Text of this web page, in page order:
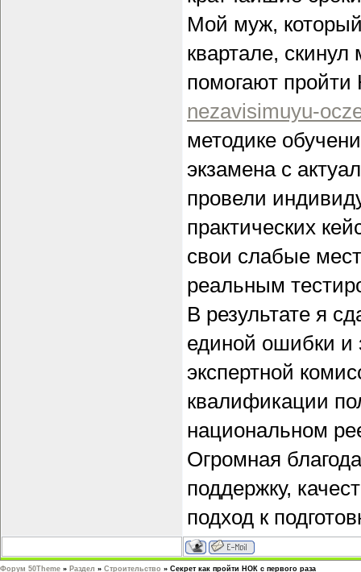
Мой муж,
квартале,
помогают
nezavisimuyu-
методике
экзамена с
провели
практических
свои слабые
реальным
В результате я
единой ошибки и
экспертной
квалификации
национальном
Огромная
поддержку,
подход к
Форум 50Theme » Раздел » Строительство » Секрет как пройти НОК с первого раза